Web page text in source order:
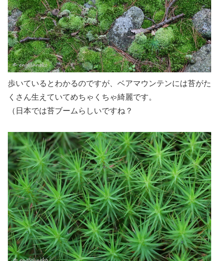
歩いているとわかるのですが、ベアマウンテンには苔がた
くさん生えていてめちゃくちゃ綺麗です。
（日本では苔ブームらしいですね？